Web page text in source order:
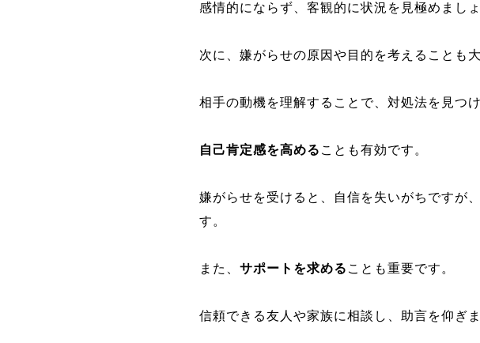
感情的にならず、客観的に状況を見極めましょ
次に、嫌がらせの原因や目的を考えることも大
相手の動機を理解することで、対処法を見つ
自己肯定感を高める ことも有効です。
嫌がらせを受けると、自信を失いがちですが
す。
また、 サポートを求める ことも重要です。
信頼できる友人や家族に相談し、助言を仰ぎま